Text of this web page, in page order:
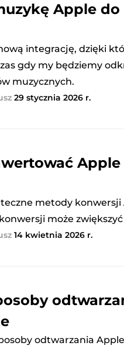
Apple
integrację, dzięki
gdy my będziemy
muzycznych.
29 stycznia 2026 r.
metody
może
14 kwietnia 2026 r.
odtwarzania